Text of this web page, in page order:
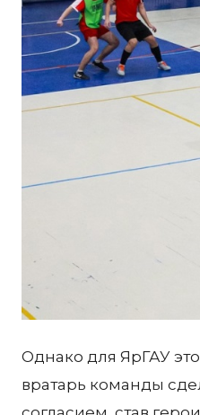
Однако для ЯрГАУ
вратарь команды